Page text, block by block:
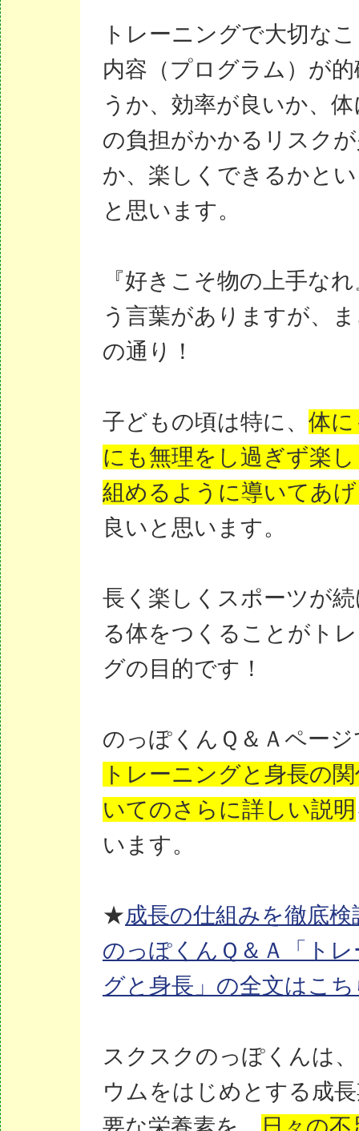
トレーニングで大切な
内容（プログラム）が
うか、効率が良いか、
の負担がかかるリスク
か、楽しくできるかと
と思います。
『好きこそ物の上手な
う言葉がありますが、
の通り！
子どもの頃は特に、 体
にも無理をし過ぎず楽
組めるように導いてあ
良いと思います。
長く楽しくスポーツが
る体をつくることがト
グの目的です！
のっぽくんＱ＆Ａペー
トレーニングと身長の
いてのさらに詳しい説明
います。
★成長の仕組みを徹底検
のっぽくんＱ＆Ａ「ト
グと身長」の全文はこ
スクスクのっぽくんは
ウムをはじめとする成